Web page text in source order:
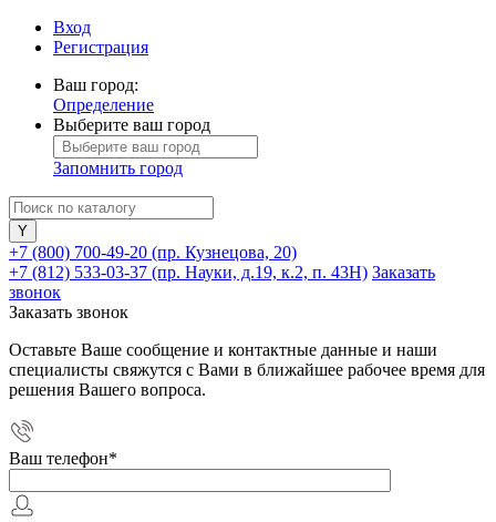
Вход
Регистрация
Ваш город:
Определение
Выберите ваш город
Запомнить город
+7 (800) 700-49-20 (пр. Кузнецова, 20)
+7 (812) 533-03-37 (пр. Науки, д.19, к.2, п. 43Н) Заказать
звонок
Заказать звонок
Оставьте Ваше сообщение и контактные данные и наши
специалисты свяжутся с Вами в ближайшее рабочее время для
решения Вашего вопроса.
Ваш телефон*